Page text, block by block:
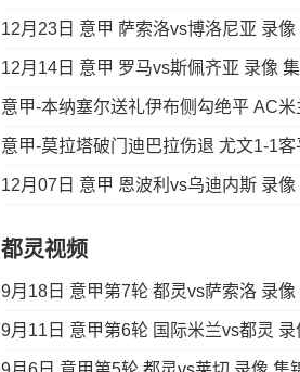
12月23日 意甲 萨索洛vs博洛尼亚 录像
12月14日 意甲 罗马vs斯佩齐亚 录像
12月07日 意甲 恩波利vs乌迪内斯 录像
都灵视频
9月18日 意甲第7轮 都灵vs萨索洛 录像
9月11日 意甲第6轮 国际米兰vs都灵 录